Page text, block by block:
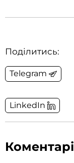
Поділитись:
Telegram
LinkedIn
Коментарі